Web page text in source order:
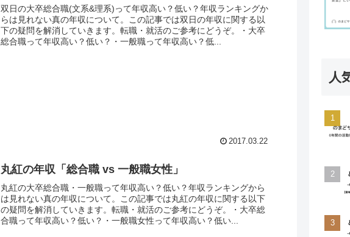
双日の大卒総合職(文系&理系)って年収高い？低い？年収ランキングか
らは見れない真の年収について。この記事では双日の年収に関する以
下の疑問を解消していきます。転職・就活のご参考にどうぞ。・大卒
総合職って年収高い？低い？・一般職って年収高い？低...
2017.03.22
丸紅の年収「総合職 vs 一般職女性」
丸紅の大卒総合職・一般職って年収高い？低い？年収ランキングから
は見れない真の年収について。この記事では丸紅の年収に関する以下
の疑問を解消していきます。転職・就活のご参考にどうぞ。・大卒総
合職って年収高い？低い？・一般職女性って年収高い？低い...
人